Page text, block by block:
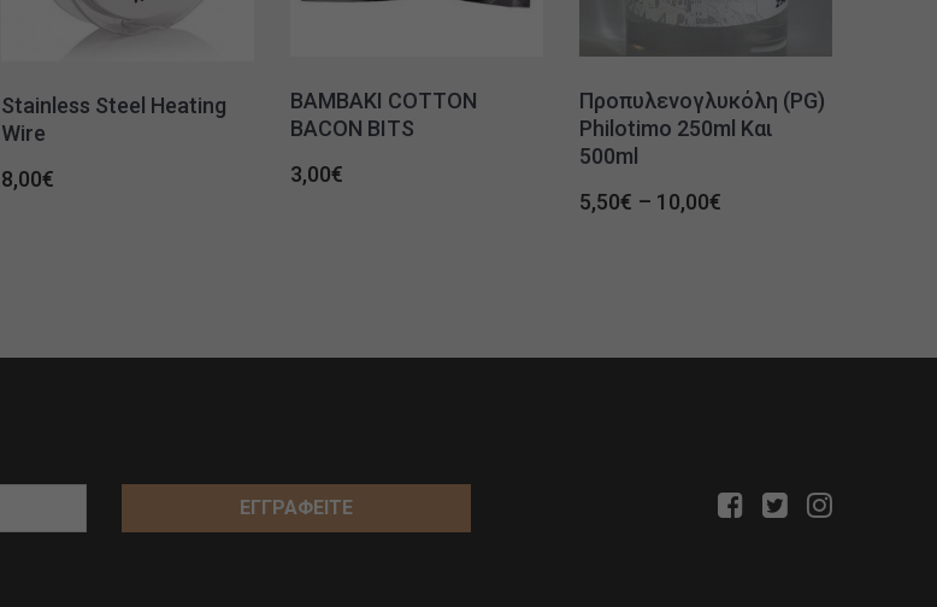
Stainless Steel Heating
Wire
8,00€
ΒΑΜΒΑΚΙ COTTON
BACON BITS
3,00€
Προπυλενογλυκόλη (PG)
Philotimo 250ml Και
500ml
5,50€ – 10,00€